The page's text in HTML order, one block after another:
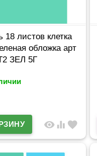
18 листов клетка
обложка арт
ЗЕЛ 5Г
visibility equalizer favorite